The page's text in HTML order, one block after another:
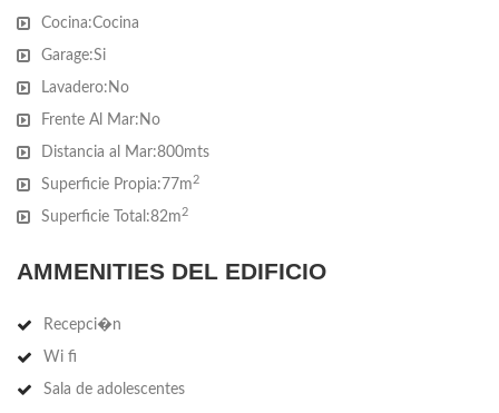
Superficie Propia : 82 m2
Superficie Total : 82 m2
Consulte con nuestros asesores.
Cocina:Cocina
Garage:Si
Lavadero: No
Frente Al Mar: No
Distancia al Mar:800mts
Superficie Propia: 77m 2
Superficie Total:82m 2
AMMENITIES DEL EDIFICIO
Recepci�n
Wi fi
Sala de adolescentes